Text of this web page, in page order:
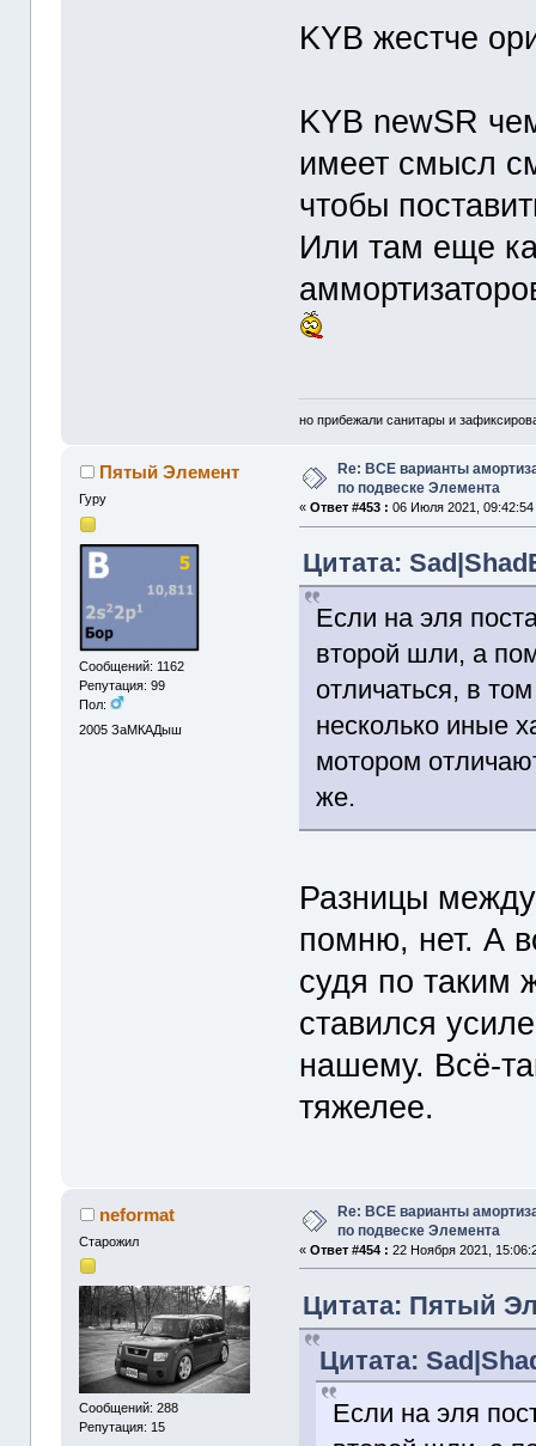
KYB жестче
KYB newSR
имеет смысл
чтобы
Или там еще
но прибежали санитары и
Пятый Элемент
Гуру
Сообщений: 1162
Репутация: 99
Пол:
2005 ЗаМКАДыш
Re: ВСЕ варианты
по подвеске Элемента
«Ответ #453 : 06 Июля 2021, 09:42:54
Цитата:
Если на эля
второй шли, а
отличаться, в
несколько иные
мотором
же.
Разницы
помню, нет. А
судя по таким
ставился
нашему. Всё-
тяжелее.
neformat
Старожил
Сообщений: 288
Репутация: 15
Re: ВСЕ варианты
по подвеске Элемента
«Ответ #454 : 22 Ноября 2021,
Цитата: Пятый
Цитата:
Если на эля